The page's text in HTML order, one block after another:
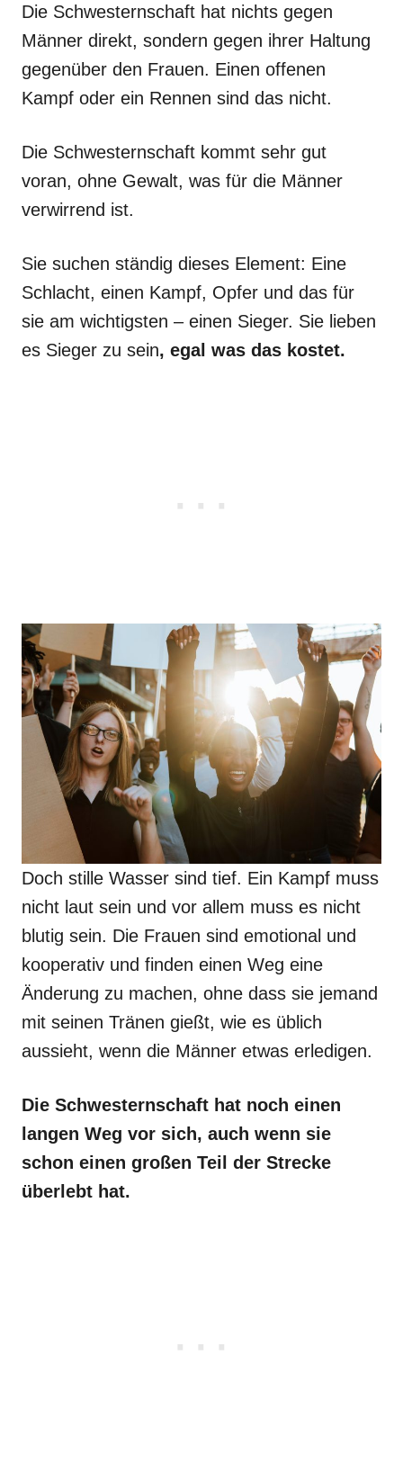
Die Schwesternschaft hat nichts gegen
Männer direkt, sondern gegen ihrer Haltung
gegenüber den Frauen. Einen offenen
Kampf oder ein Rennen sind das nicht.
Die Schwesternschaft kommt sehr gut
voran, ohne Gewalt, was für die Männer
verwirrend ist.
Sie suchen ständig dieses Element: Eine
Schlacht, einen Kampf, Opfer und das für
sie am wichtigsten – einen Sieger. Sie lieben
es Sieger zu sein, egal was das kostet.
Doch stille Wasser sind tief. Ein Kampf muss
nicht laut sein und vor allem muss es nicht
blutig sein. Die Frauen sind emotional und
kooperativ und finden einen Weg eine
Änderung zu machen, ohne dass sie jemand
mit seinen Tränen gießt, wie es üblich
aussieht, wenn die Männer etwas erledigen.
Die Schwesternschaft hat noch einen
langen Weg vor sich, auch wenn sie
schon einen großen Teil der Strecke
überlebt hat.